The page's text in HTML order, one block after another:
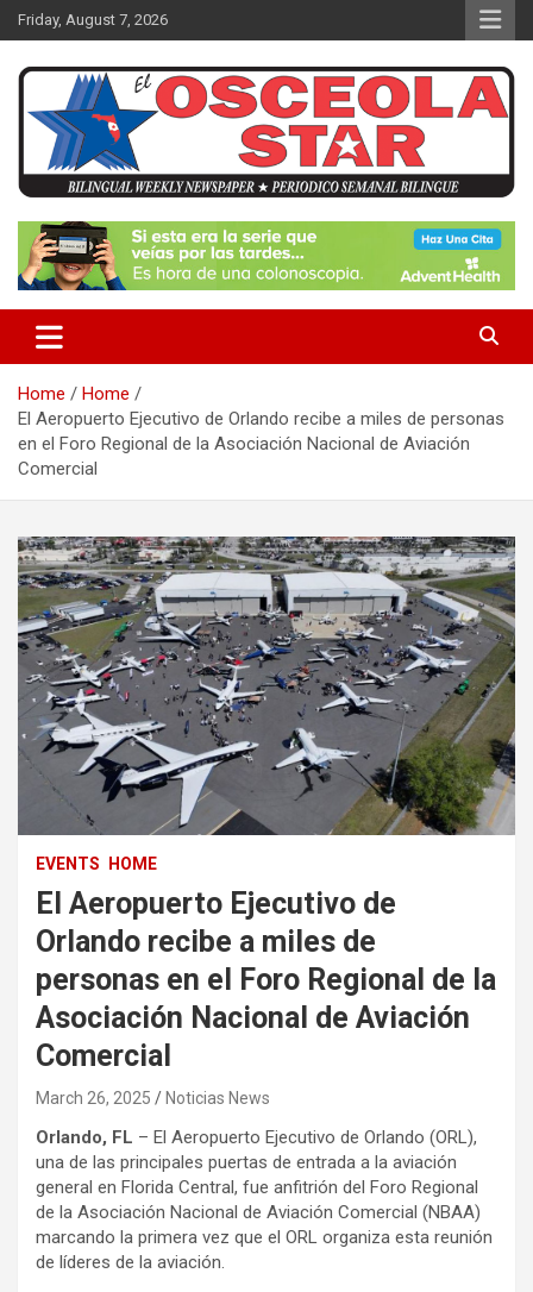
k
t
Friday, August 7, 2026
El Osceola Star
Home
Home
El Aeropuerto Ejecutivo de Orlando recibe a miles de personas
en el Foro Regional de la Asociación Nacional de Aviación
Comercial
EVENTS HOME
El Aeropuerto Ejecutivo de
Orlando recibe a miles de
personas en el Foro Regional de la
Asociación Nacional de Aviación
Comercial
March 26, 2025 Noticias News
Orlando, FL – El Aeropuerto Ejecutivo de Orlando (ORL),
una de las principales puertas de entrada a la aviación
general en Florida Central, fue anfitrión del Foro Regional
de la Asociación Nacional de Aviación Comercial (NBAA)
marcando la primera vez que el ORL organiza esta reunión
de líderes de la aviación.